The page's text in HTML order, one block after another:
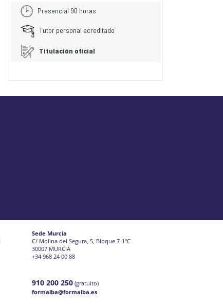
Presencial 90 horas
Tutor personal acreditado
Titulación oficial
Sede Murcia
C/ Molina del Segura, 5, Bloque 7-1ºC
30007 MURCIA
+34 968 24 00 88
910 200 250 (gratuito)
formalba@formalba.es